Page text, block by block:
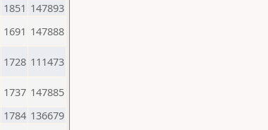
1851 147893
1691 147888
1728 111473
1737 147885
1784 136679